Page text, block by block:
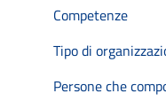
Competenze
Tipo di
Persone che